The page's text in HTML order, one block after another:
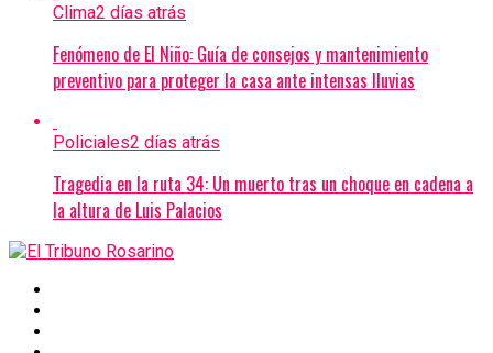
Clima2 días atrás
Fenómeno de El Niño: Guía de consejos y mantenimiento
preventivo para proteger la casa ante intensas lluvias
Policiales2 días atrás
Tragedia en la ruta 34: Un muerto tras un choque en cadena a
la altura de Luis Palacios